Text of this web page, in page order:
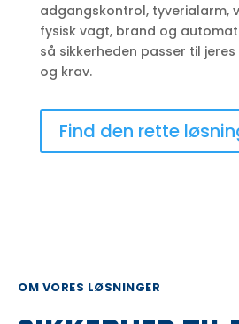
adgangskontrol, tyverialarm,
fysisk vagt, brand og
så sikkerheden passer til
og krav.
Find den rette
OM VORES LØSNINGER